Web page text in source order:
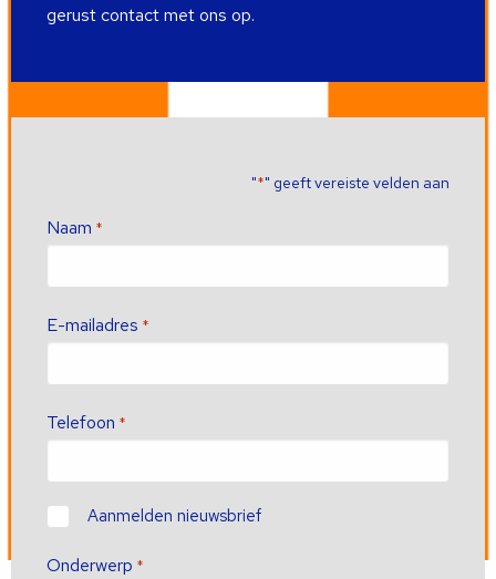
gerust contact met ons op.
"*" geeft vereiste velden aan
Naam *
E-mailadres *
Telefoon *
ContactAanmelden nieuwsbrief
Onderwerp *